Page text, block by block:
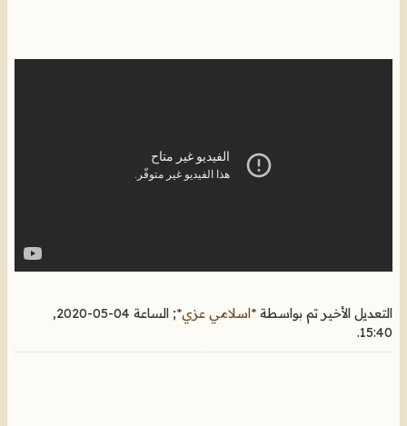
التعديل الأخير تم بواسطة *اسلامي عزي*; الساعة
04-05-2020,
15:40
.